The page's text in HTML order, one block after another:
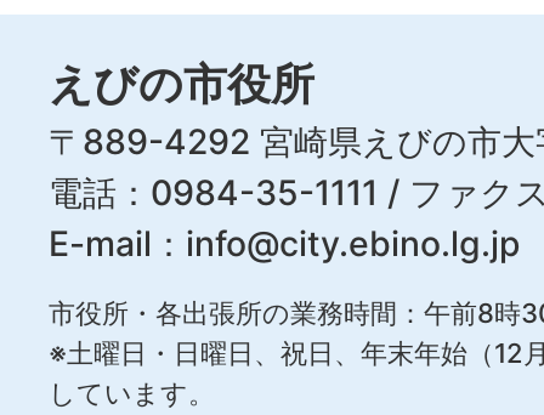
えびの市役所
〒889-4292 宮崎県えびの市大
電話：0984-35-1111 / ファ
E-mail： info@city.ebino.lg.jp
市役所・各出張所の業務時間：午前8時
※土曜日・日曜日、祝日、年末年始（12
しています。